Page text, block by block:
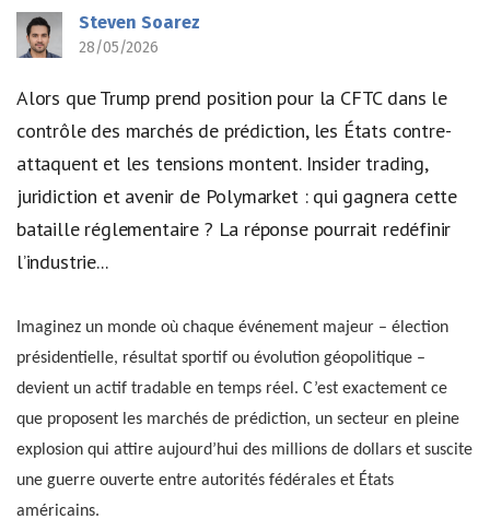
Steven Soarez
28/05/2026
Alors que Trump prend position pour la CFTC dans le
contrôle des marchés de prédiction, les États contre-
attaquent et les tensions montent. Insider trading,
juridiction et avenir de Polymarket : qui gagnera cette
bataille réglementaire ? La réponse pourrait redéfinir
l’industrie...
Imaginez un monde où chaque événement majeur – élection
présidentielle, résultat sportif ou évolution géopolitique –
devient un actif tradable en temps réel. C’est exactement ce
que proposent les marchés de prédiction, un secteur en pleine
explosion qui attire aujourd’hui des millions de dollars et suscite
une guerre ouverte entre autorités fédérales et États
américains.